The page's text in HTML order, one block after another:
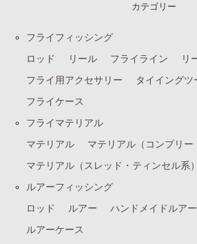
カテゴリー
フライフィッシング
ロッド
リール フライライン
リ
フライ用アクセサリー
タイイングツ
フライケース
フライマテリアル
マテリアル
マテリアル（コンプリー
マテリアル（スレッド・ティンセル系）
ルアーフィッシング
ロッド
ルアー ハンドメイドルアー
ルアーケース